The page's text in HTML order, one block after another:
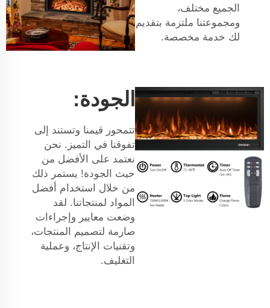
الجميع مختلف،
ومجموعتنا ملتزمة بتقديم
لك خدمة مخصصة.
الجودة:
تتمحور قيمنا وتستند إلى
تفوقنا في التميز. نحن
نعتمد على الأفضل من
حيث الجودة! يستمر ذلك
من خلال استخدام أفضل
المواد لمنتجاتنا. لقد
وضعت معايير وإجراءات
صارمة لتصميم المنتجات،
وتقنيات الإنتاج، وعملية
التغليف.